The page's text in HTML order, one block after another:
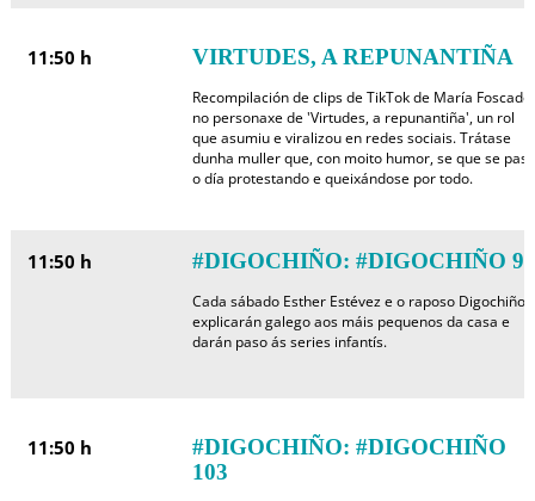
11:50 h VIRTUDES, A REPUNANTIÑA
Recompilación de clips de TikTok de María Foscado,
no personaxe de 'Virtudes, a repunantiña', un rol
que asumiu e viralizou en redes sociais. Trátase
dunha muller que, con moito humor, se que se pasa
o día protestando e queixándose por todo.
11:50 h #DIGOCHIÑO: #DIGOCHIÑO 92
Cada sábado Esther Estévez e o raposo Digochiño
explicarán galego aos máis pequenos da casa e
darán paso ás series infantís.
11:50 h
#DIGOCHIÑO: #DIGOCHIÑO
103